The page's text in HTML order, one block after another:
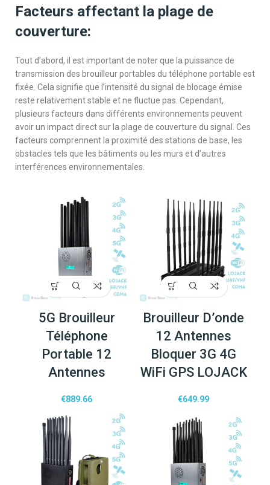
Facteurs affectant la plage de
couverture:
Tout d’abord, il est important de noter que la puissance de
transmission des brouilleur portables du téléphone portable est
fixée. Cela signifie que l’intensité du signal de blocage émise
reste relativement stable et ne fluctue pas. Cependant,
plusieurs facteurs dans différents environnements peuvent
avoir un impact direct sur la plage de couverture du signal. Ces
facteurs comprennent la proximité des stations de base, les
obstacles tels que les bâtiments ou les murs et d’autres
interférences environnementales.
5G Brouilleur
Téléphone
Portable 12
Antennes
€889.66
Brouilleur D’onde
12 Antennes
Bloquer 3G 4G
WiFi GPS LOJACK
€649.99